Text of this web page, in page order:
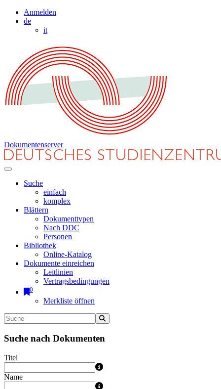
Anmelden
de
it
Dokumentenserver
Suche
einfach
komplex
Blättern
Dokumenttypen
Nach DDC
Personen
Bibliothek
Online-Katalog
Dokumente einreichen
Leitlinien
Vertragsbedingungen
0
Merkliste öffnen
Suche nach Dokumenten
Titel
Name